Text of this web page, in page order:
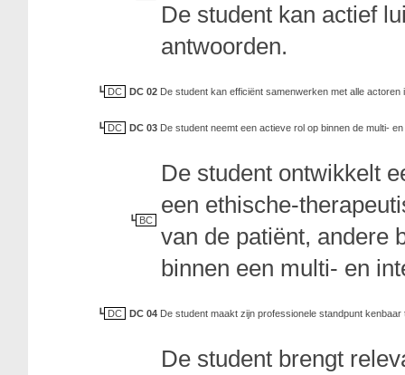
De student kan actief
antwoorden.
DC DC 02 De student kan efficiënt samenwerken met alle actoren
DC DC 03 De student neemt een actieve rol op binnen de multi-
BC
De student ontwikkelt
een ethische-
van de patiënt, andere
binnen een multi- en
DC DC 04 De student maakt zijn professionele standpunt
De student brengt